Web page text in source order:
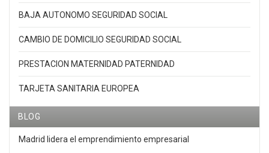
BAJA AUTONOMO SEGURIDAD SOCIAL
CAMBIO DE DOMICILIO SEGURIDAD SOCIAL
PRESTACION MATERNIDAD PATERNIDAD
TARJETA SANITARIA EUROPEA
BLOG
Madrid lidera el emprendimiento empresarial